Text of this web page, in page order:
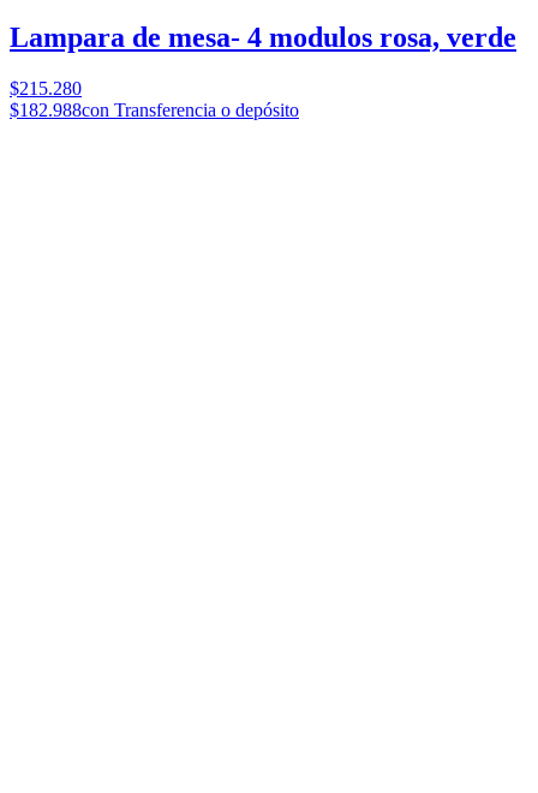
Lampara de mesa- 4 modulos rosa, verde
$215.280
$182.988con Transferencia o depósito